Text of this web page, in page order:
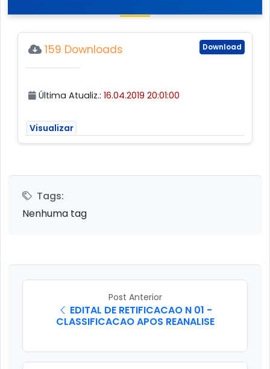
Download
159 Downloads
Última Atualiz.: 16.04.2019 20:01:00
Visualizar
Tags:
Nenhuma tag
Post Anterior
EDITAL DE RETIFICACAO N 01 -
CLASSIFICACAO APOS REANALISE